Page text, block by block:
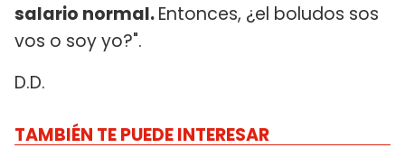
salario normal.Entonces, ¿el boludos sos
vos o soy yo?".
D.D.
TAMBIÉN TE PUEDE INTERESAR